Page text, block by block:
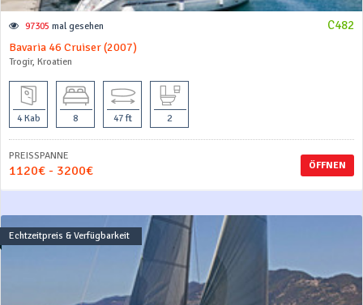
C482
97305 mal gesehen
Bavaria 46 Cruiser (2007)
Trogir, Kroatien
4 Kab 8 47 ft 2
ÖFFNEN
PREISSPANNE
1120€ - 3200€
Echtzeitpreis & Verfügbarkeit